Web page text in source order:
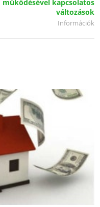
működésével kapcsolatos
változások
Információk